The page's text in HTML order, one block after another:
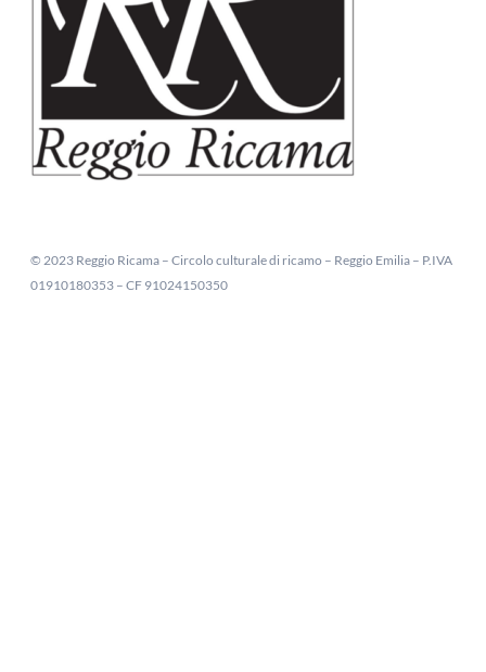
© 2023 Reggio Ricama – Circolo culturale di ricamo – Reggio Emilia – P.IVA
01910180353 – CF 91024150350